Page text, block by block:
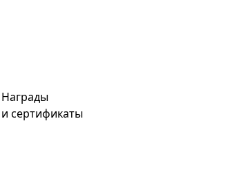
Награды
и сертификаты